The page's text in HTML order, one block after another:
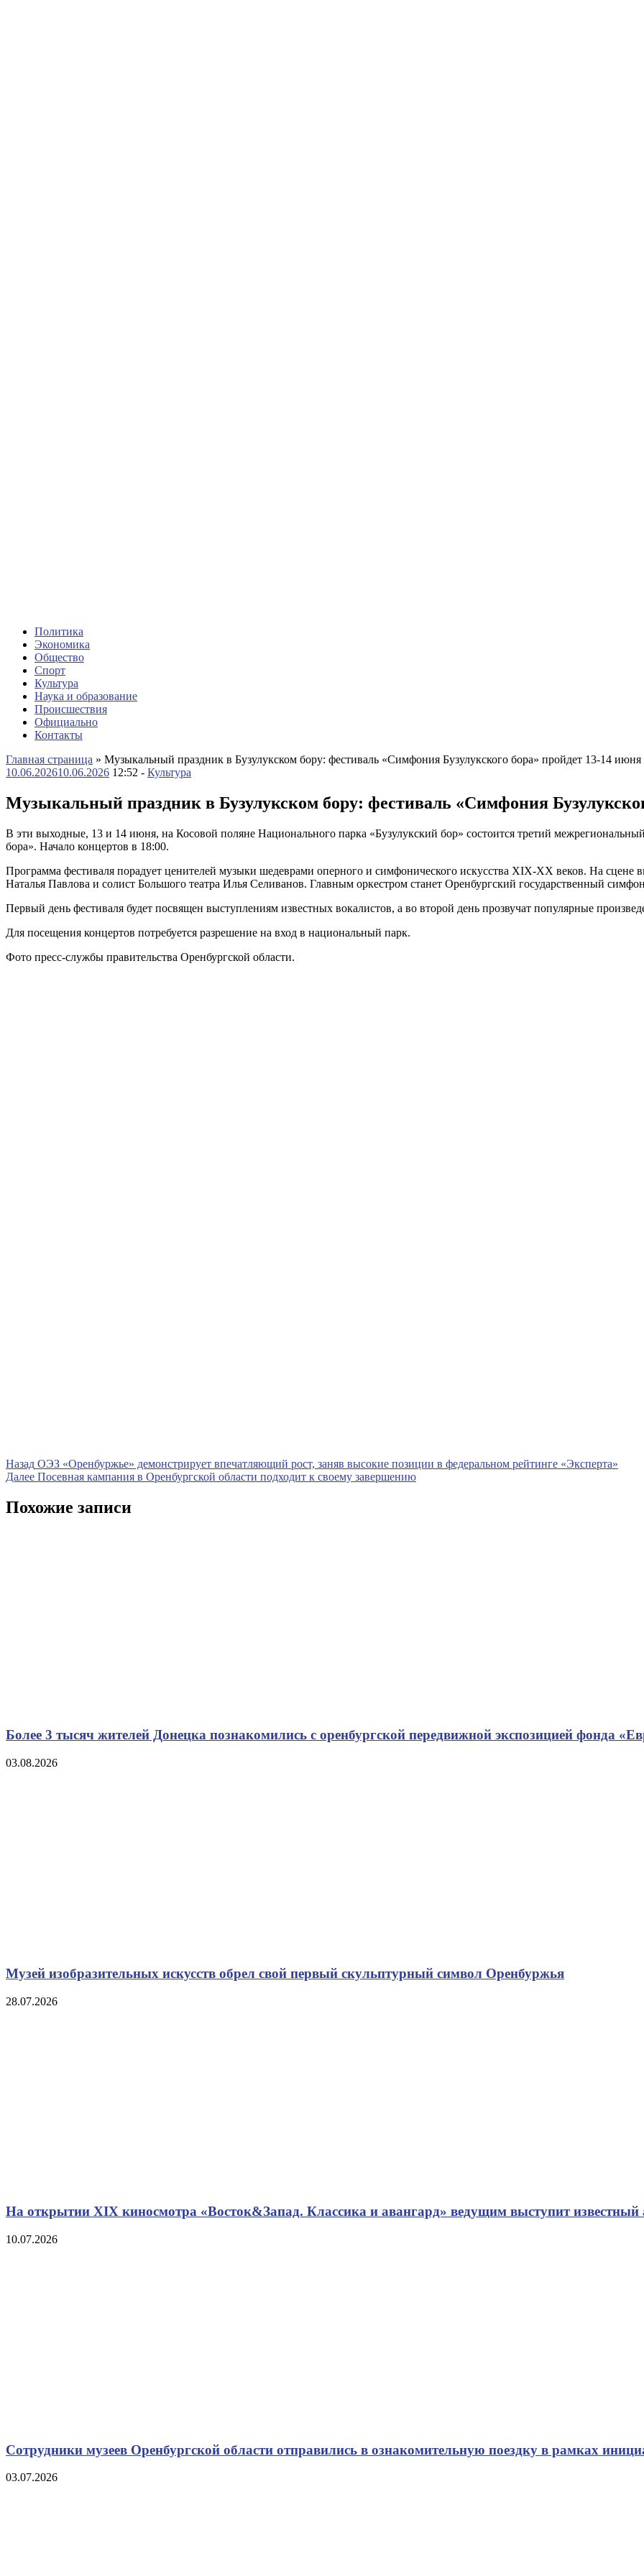
Политика
Экономика
Общество
Спорт
Культура
Наука и образование
Происшествия
Официально
Контакты
Главная страница » Музыкальный праздник в Бузулукском бору: фестиваль «Симфония Бузулукского бора» пройдет 13-14 июня
10.06.202610.06.2026 12:52 - Культура
Музыкальный праздник в Бузулукском бору: фестиваль «Симфония
В эти выходные, 13 и 14 июня, на Косовой поляне Национального парка «Бузулукский бор» состоится третий
бора». Начало концертов в 18:00.
Программа фестиваля порадует ценителей музыки шедеврами оперного и симфонического искусства XIX-XX веков. На сцене
Наталья Павлова и солист Большого театра Илья Селиванов. Главным оркестром станет Оренбургский государственный
Первый день фестиваля будет посвящен выступлениям известных вокалистов, а во второй день прозвучат популярные
Для посещения концертов потребуется разрешение на вход в национальный парк.
Фото пресс-службы правительства Оренбургской области.
Навигация
по
записям
Назад Предыдущая
запись
ОЭЗ «Оренбуржье» демонстрирует впечатляющий рост, заняв высокие позиции в федеральном рейтинге «Эксперта»
Далее Следующая
Посевная кампания в Оренбургской области подходит к своему завершению
Похожие записи
Более 3 тысяч жителей Донецка познакомились с оренбургской передвижной экспозицией фонда
03.08.2026
Музей изобразительных искусств обрел свой первый скульптурный символ Оренбуржья
28.07.2026
На открытии XIX киносмотра «Восток&Запад. Классика и авангард» ведущим выступит
10.07.2026
Сотрудники музеев Оренбургской области отправились в ознакомительную поездку в рамках
03.07.2026